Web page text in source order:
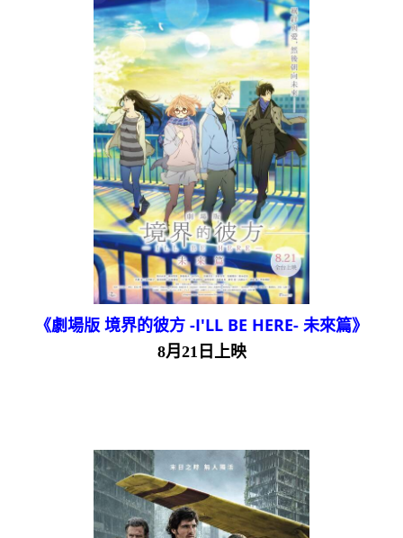
《劇場版 境界的彼方 -I'LL BE HERE- 未來篇》
8月21日上映